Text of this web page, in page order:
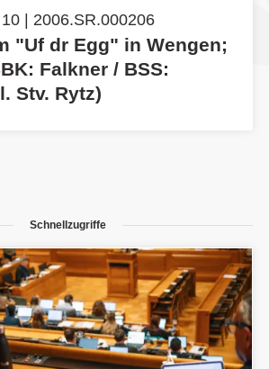
| 2006.SR.000206
"Uf dr Egg" in Wengen;
Falkner / BSS:
Stv. Rytz)
Schnellzugriffe